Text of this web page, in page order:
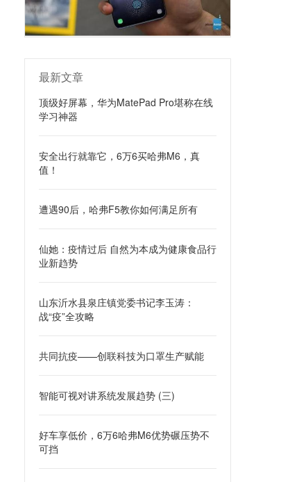
最新文章
顶级好屏幕，华为MatePad Pro堪称在线
学习神器
安全出行就靠它，6万6买哈弗M6，真
值！
遭遇90后，哈弗F5教你如何满足所有
仙她：疫情过后 自然为本成为健康食品行
业新趋势
山东沂水县泉庄镇党委书记李玉涛：
战“疫”全攻略
共同抗疫——创联科技为口罩生产赋能
智能可视对讲系统发展趋势 (三)
好车享低价，6万6哈弗M6优势碾压势不
可挡